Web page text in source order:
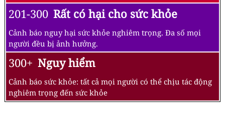
201-300 Rất có hại cho sức khỏe
Cảnh báo nguy hại sức khỏe nghiêm trọng. Đa số mọi
người đều bị ảnh hưởng.
300+ Nguy hiểm
Cảnh báo sức khỏe: tất cả mọi người có thể chịu tác động
nghiêm trọng đến sức khỏe